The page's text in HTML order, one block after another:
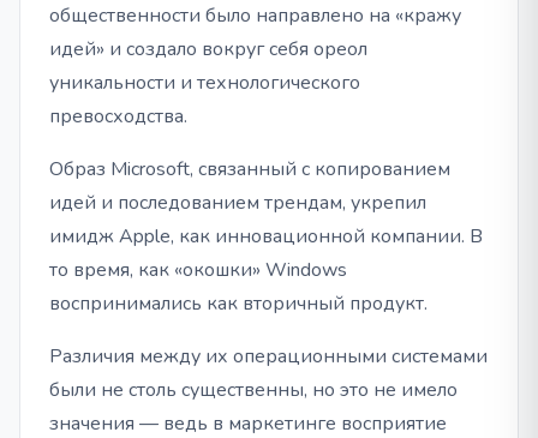
общественности было направлено на «кражу
идей» и создало вокруг себя ореол
уникальности и технологического
превосходства.
Образ Microsoft, связанный с копированием
идей и последованием трендам, укрепил
имидж Apple, как инновационной компании. В
то время, как «окошки» Windows
воспринимались как вторичный продукт.
Различия между их операционными системами
были не столь существенны, но это не имело
значения — ведь в маркетинге восприятие